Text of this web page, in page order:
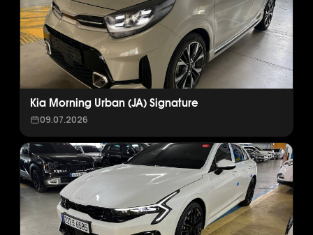
Kia Morning Urban (JA) Signature
09.07.2026